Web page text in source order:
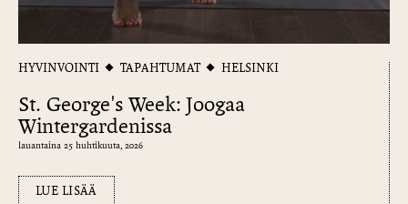
HYVINVOINTI TAPAHTUMAT HELSINKI
St. George's Week: Joogaa
Wintergardenissa
lauantaina 25 huhtikuuta, 2026
LUE LISÄÄ